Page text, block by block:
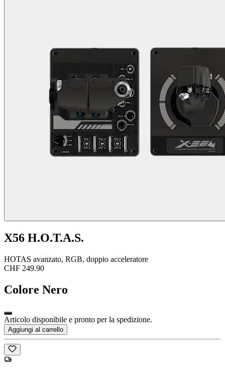
X56 H.O.T.A.S.
HOTAS avanzato, RGB, doppio acceleratore
CHF 249.90
Colore Nero
Articolo disponibile e pronto per la spedizione.
Aggiungi al carrello